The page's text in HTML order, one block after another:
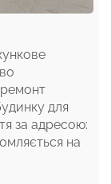
для
за адресою:
на